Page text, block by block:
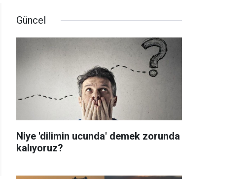
Güncel
Niye 'dilimin ucunda' demek zorunda
kalıyoruz?